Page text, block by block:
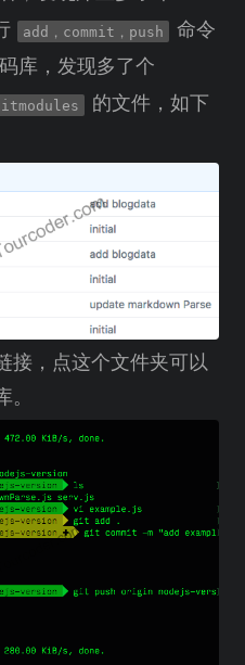
add，commit，push
命令
库，发现多了个
的文件，如下
接，点这个文件夹可以